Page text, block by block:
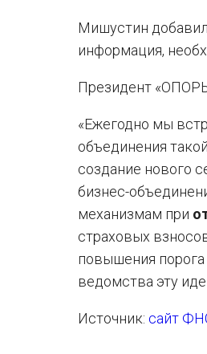
Мишустин
информация,
Президент
«Ежегодно мы
объединения
создание нового
бизнес-
механизмам при
страховых
повышения
ведомства эту
Источник: сайт